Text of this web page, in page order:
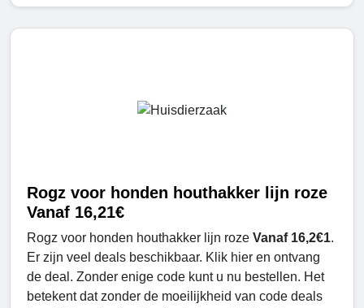
Rogz voor honden houthakker lijn roze
Vanaf 16,21€
Rogz voor honden houthakker lijn roze Vanaf 16,2€1.
Er zijn veel deals beschikbaar. Klik hier en ontvang
de deal. Zonder enige code kunt u nu bestellen. Het
betekent dat zonder de moeilijkheid van code deals